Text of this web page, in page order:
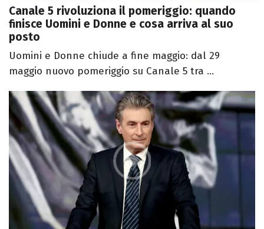
Canale 5 rivoluziona il pomeriggio: quando
finisce Uomini e Donne e cosa arriva al suo
posto
Uomini e Donne chiude a fine maggio: dal 29
maggio nuovo pomeriggio su Canale 5 tra ...